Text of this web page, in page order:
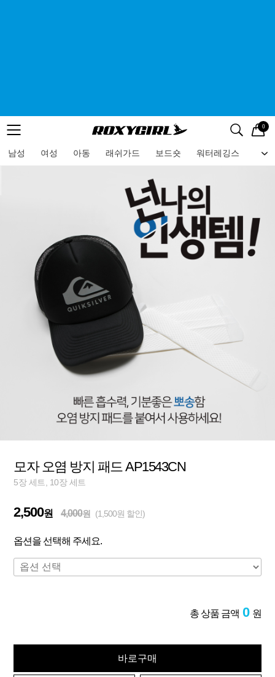
메뉴 검색
로고 0
남성 여성 아동 래쉬가드 보드숏 워터레깅스 비
메뉴
모자 오염 방지 패드 AP1543CN
5장 세트, 10장 세트
2,500원 4,000원 (1,500원 할인)
옵션을 선택해 주세요.
총 상품 금액 0 원
바로구매